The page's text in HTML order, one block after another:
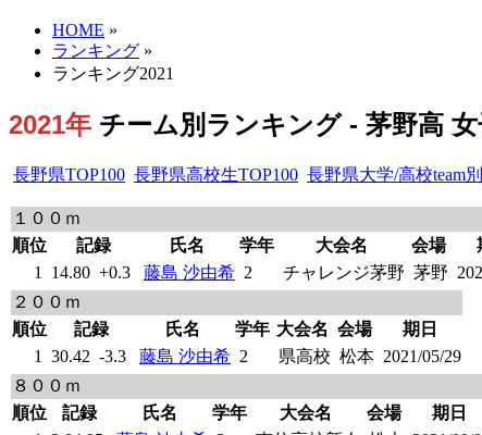
HOME »
ランキング »
ランキング2021
2021年 チーム別ランキング - 茅野高
長野県TOP100 長野県高校生TOP100 長野県大学/高校team別
１００ｍ
順位
記録 氏名 学年 大会名 会場
1
14.80 +0.3 藤島 沙由希 2 チャレンジ茅野 茅野
２００ｍ
順位
記録 氏名 学年 大会名 会場
期日
1
30.42 -3.3 藤島 沙由希 2 県高校 松本 2021/05/29
８００ｍ
順位
記録 氏名 学年 大会名 会場
期日